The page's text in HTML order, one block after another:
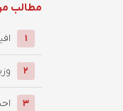
مطالب
1
2
3